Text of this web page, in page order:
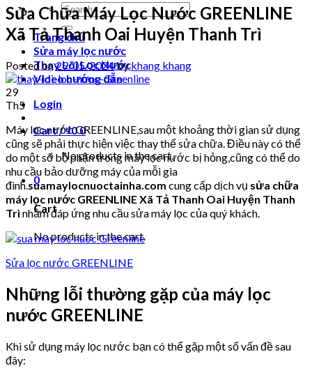
Search
for:
Trang chủ
Sửa máy lọc nước
Thay Lõi Lọc Nước
Video hướng dẫn
Login
Cart /₫00
No products in the cart.
0
Cart
No products in the cart.
Sửa Chữa Máy Lọc Nước GREENLINE
Xã Tả Thanh Oai Huyện Thanh Trì
Posted on29/05/2024bykhang khang
29
Th5
Máy lọc nước GREENLINE,sau một khoảng thời gian sử dụng
cũng sẽ phải thực hiện việc thay thế sửa chữa. Điều này có thể
do một số bộ phận trong máy lọc nước bị hỏng,cũng có thể do
nhu cầu bảo dưỡng máy của mỗi gia
đình.suamaylocnuoctainha.com cung cấp dịch vụ sửa chữa
máy lọc nước GREENLINE Xã Tả Thanh Oai Huyện Thanh
Trì nhằm đáp ứng nhu cầu sửa máy lọc của quý khách.
Sửa lọc nước GREENLINE
Những lỗi thường gặp của máy lọc
nước GREENLINE
Khi sử dụng máy lọc nước bạn có thể gặp một số vấn đề sau
đây: